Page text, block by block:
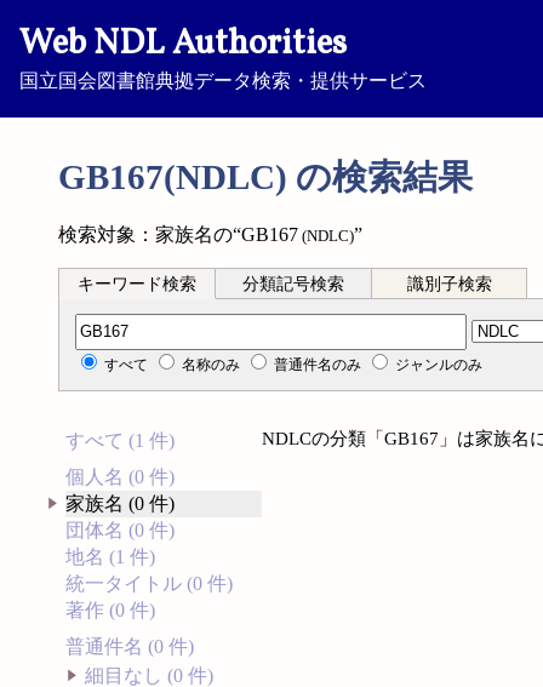
Web NDL Authorities
国立国会図書館典拠データ検索・提供サービス
GB167(NDLC) の検索結果
検索対象：家族名の“GB167 (NDLC)”
キーワード検索 分類記号検索 識別子検索
分類記号検索
すべて 名称のみ 普通件名のみ ジャンルのみ
すべて (1 件)
個人名 (0 件)
家族名 (0 件)
団体名 (0 件)
地名 (1 件)
統一タイトル (0 件)
著作 (0 件)
普通件名 (0 件)
細目なし (0 件)
NDLCの分類「GB167」は家族名